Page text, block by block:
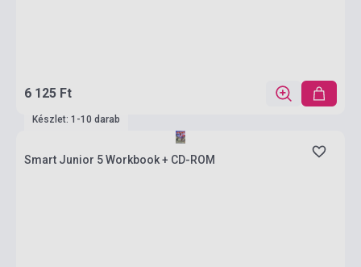
6 125 Ft
Készlet: 1-10 darab
Smart Junior 5 Workbook + CD-ROM